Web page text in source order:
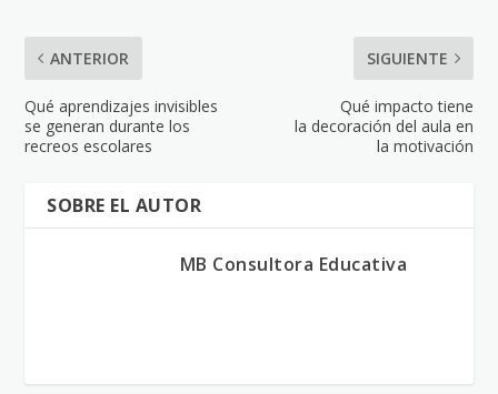
ANTERIOR
Qué aprendizajes invisibles
se generan durante los
recreos escolares
SIGUIENTE
Qué impacto tiene
la decoración del aula en
la motivación
SOBRE EL AUTOR
MB Consultora Educativa